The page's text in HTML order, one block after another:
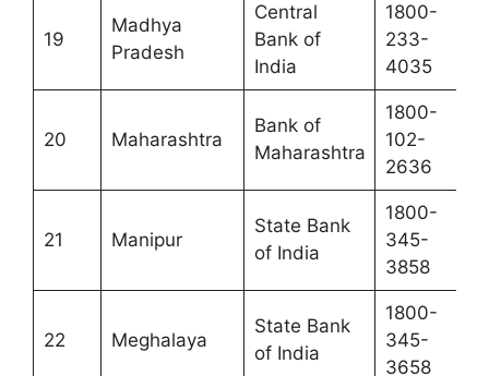
19
Madhya
Pradesh
Central
Bank of
India
1800-
233-
4035
20 Maharashtra
Bank of
Maharashtra
1800-
102-
2636
21 Manipur
State Bank
of India
1800-
345-
3858
22 Meghalaya
State Bank
of India
1800-
345-
3658